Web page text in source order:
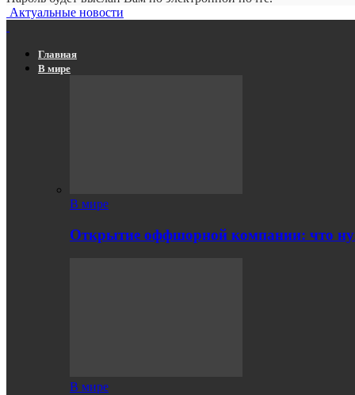
Актуальные новости
Главная
В мире
В мире
Открытие оффшорной компании: что
В мире